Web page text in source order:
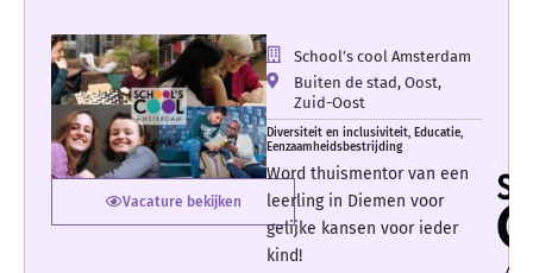
Vacature bekijken
School’s cool Amsterdam
Buiten de stad, Oost,
Zuid-Oost
Diversiteit en inclusiviteit, Educatie,
Eenzaamheidsbestrijding
Word thuismentor van een
leerling in Diemen voor
gelijke kansen voor ieder
kind!